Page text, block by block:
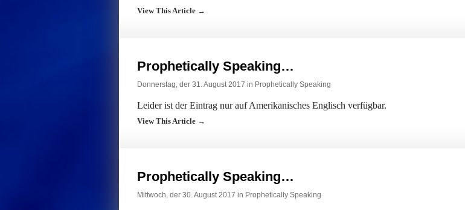
View This Article →
Prophetically Speaking…
Donnerstag, der 31. August 2017 in Prophetically Speaking
Leider ist der Eintrag nur auf Amerikanisches Englisch verfügbar.
View This Article →
Prophetically Speaking…
Mittwoch, der 30. August 2017 in Prophetically Speaking